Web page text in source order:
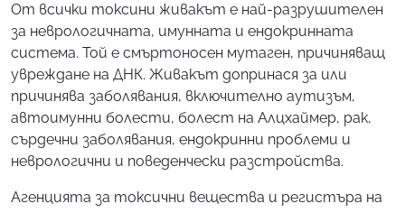
От всички токсини живакът е най-разрушителен
за неврологичната, имунната и ендокринната
система. Той е смъртоносен мутаген, причиняващ
увреждане на ДНК. Живакът допринася за или
причинява заболявания, включително аутизъм,
автоимунни болести, болест на Алцхаймер, рак,
сърдечни заболявания, ендокринни проблеми и
неврологични и поведенчески разстройства.
Агенцията за токсични вещества и регистъра на